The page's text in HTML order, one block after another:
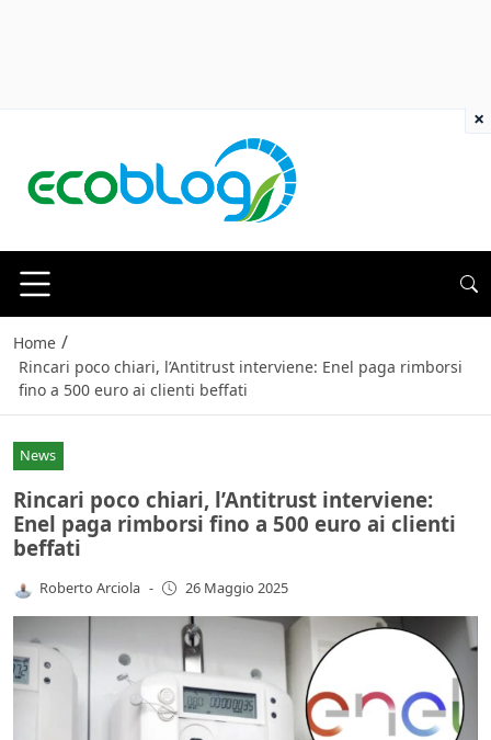
Home /
Rincari poco chiari, l’Antitrust interviene: Enel paga rimborsi
fino a 500 euro ai clienti beffati
News
Rincari poco chiari, l’Antitrust interviene:
Enel paga rimborsi fino a 500 euro ai clienti
beffati
Roberto Arciola - 26 Maggio 2025
×